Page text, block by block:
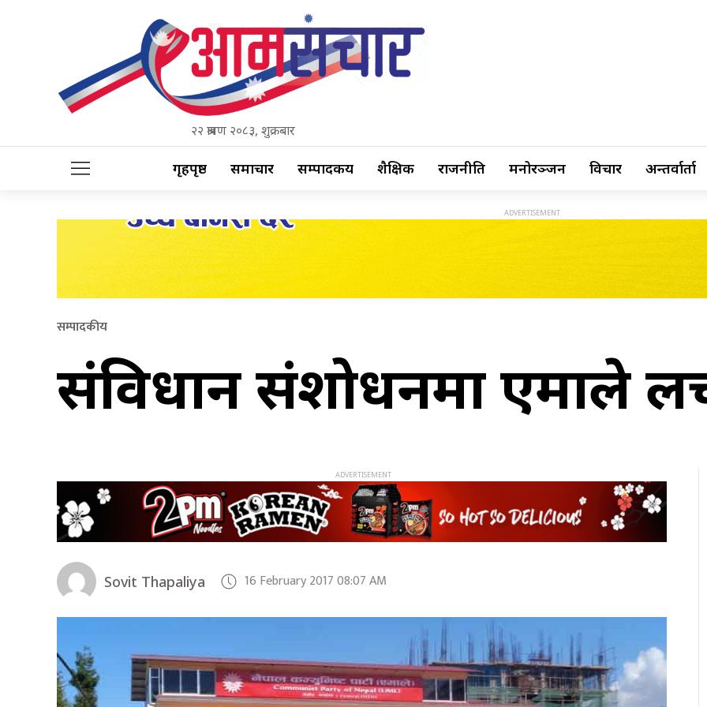
२२ श्रावण २०८३, शुक्रबार
गृहपृष्ठ समाचार सम्पादकीय शैक्षिक राजनीति मनोरञ्जन विचार अन्तर्वार्ता
सम्पादकीय
संविधान संशोधनमा एमाले
Sovit Thapaliya 16 February 2017 08:07 AM